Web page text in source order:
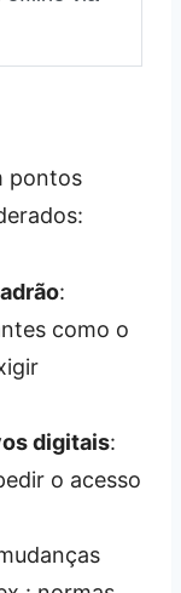
pontos
:
como o
digitais:
o acesso